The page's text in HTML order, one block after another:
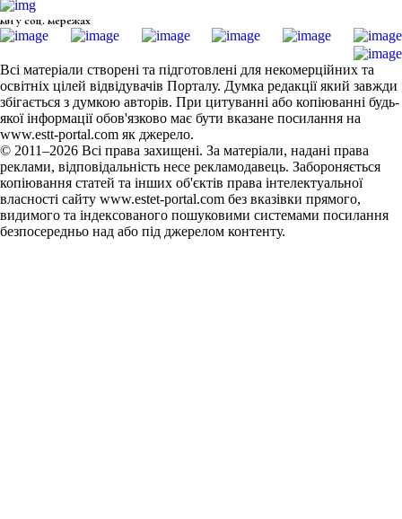
ми у соц. мережах
Всі матеріали створені та підготовлені для некомерційних та
освітніх цілей відвідувачів Порталу. Думка редакції який завжди
збігається з думкою авторів. При цитуванні або копіюванні будь-
якої інформації обов'язково має бути вказане посилання на
www.estt-portal.com як джерело.
© 2011–2026 Всі права захищені. За матеріали, надані права
реклами, відповідальність несе рекламодавець. Забороняється
копіювання статей та інших об'єктів права інтелектуальної
власності сайту www.estet-portal.com без вказівки прямого,
видимого та індексованого пошуковими системами посилання
безпосередньо над або під джерелом контенту.